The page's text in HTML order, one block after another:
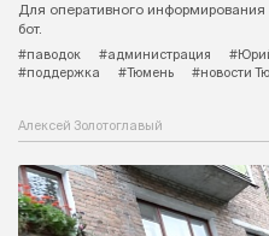
Для оперативного
бот.
#паводок
#администрация
#поддержка
#Тюмень #новости
Алексей Золотоглавый